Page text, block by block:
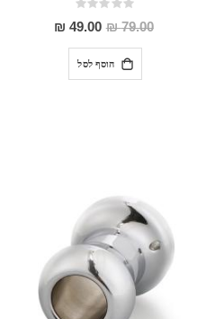
Rating:
0%
79.00 ₪
מחיר
מבצע
49.00 ₪
הוסף לסל